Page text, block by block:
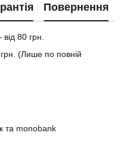
Повернення
80 грн.
(Лише по повній
та monobank